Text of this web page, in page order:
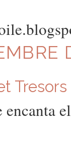
Tresors
encanta